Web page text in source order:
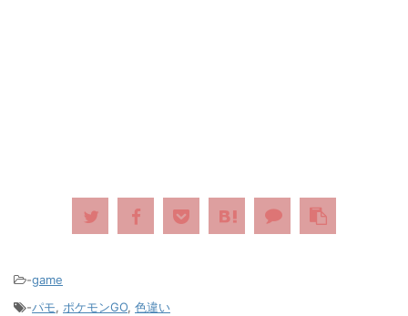
-game
-パモ, ポケモンGO, 色違い